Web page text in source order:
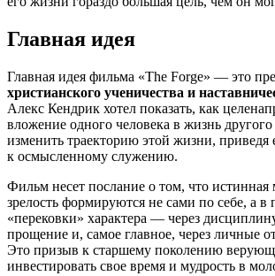
Главная идея
Главная идея фильма «The Forge» — это
христианского ученичества и
Алекс Кендрик хотел показать, как
вложение одного человека в жизнь
изменить траекторию этой жизни, приведя
к осмысленному служению.
Фильм несет послание о том, что истинная
зрелость формируются не сами по себе, а в
«перековки» характера — через
прощение и, самое главное, через личные
Это призыв к старшему поколению
инвестировать свое время и мудрость в